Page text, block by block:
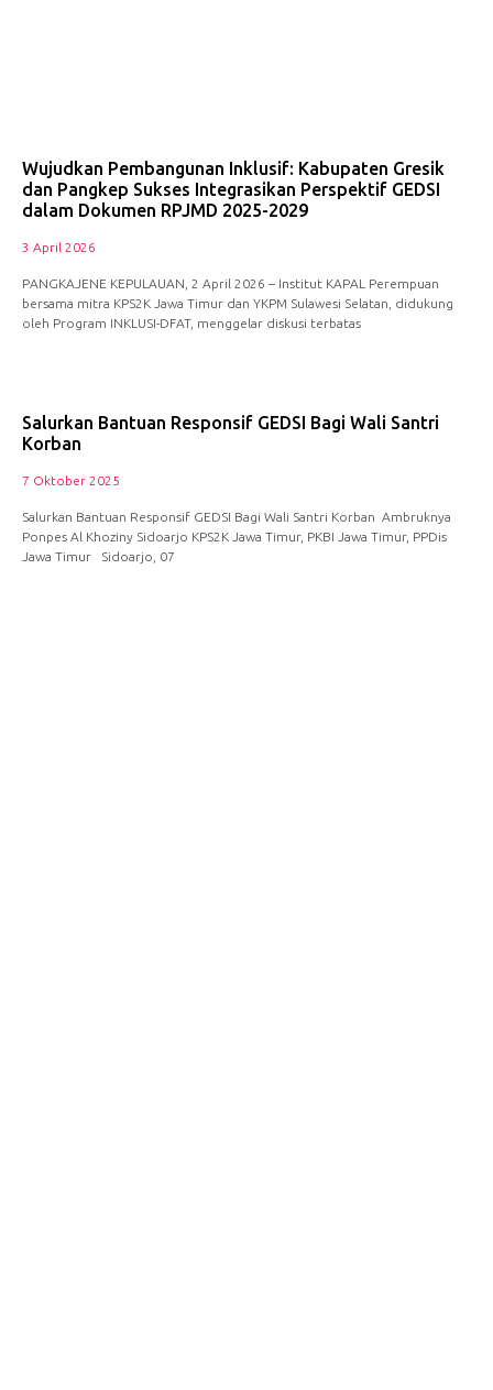
Wujudkan Pembangunan Inklusif: Kabupaten Gresik
dan Pangkep Sukses Integrasikan Perspektif GEDSI
dalam Dokumen RPJMD 2025-2029
3 April 2026
PANGKAJENE KEPULAUAN, 2 April 2026 – Institut KAPAL Perempuan
bersama mitra KPS2K Jawa Timur dan YKPM Sulawesi Selatan, didukung
oleh Program INKLUSI-DFAT, menggelar diskusi terbatas
Salurkan Bantuan Responsif GEDSI Bagi Wali Santri
Korban
7 Oktober 2025
Salurkan Bantuan Responsif GEDSI Bagi Wali Santri Korban Ambruknya
Ponpes Al Khoziny Sidoarjo KPS2K Jawa Timur, PKBI Jawa Timur, PPDis
Jawa Timur Sidoarjo, 07